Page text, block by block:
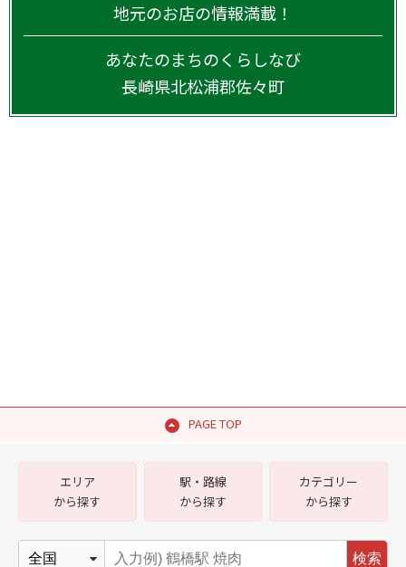
地元のお店の情報満載！
あなたのまちのくらしなび
長崎県北松浦郡佐々町
PAGE TOP
エリア
から探す
駅・路線
から探す
カテゴリー
から探す
検索